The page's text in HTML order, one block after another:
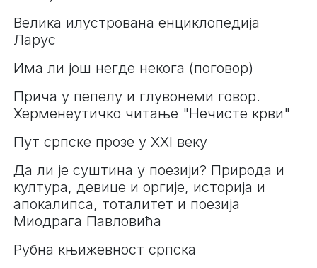
Великa илустрованa енциклопедијa
Ларус
Има ли још негде некога (поговор)
Прича у пепелу и глувонеми говор.
Херменеутичко читање "Нечисте крви"
Пут српске прозе у XXI веку
Да ли је суштина у поезији? Природа и
култура, девице и оргије, историја и
апокалипса, тоталитет и поезија
Миодрага Павловића
Рубна књижевност српска